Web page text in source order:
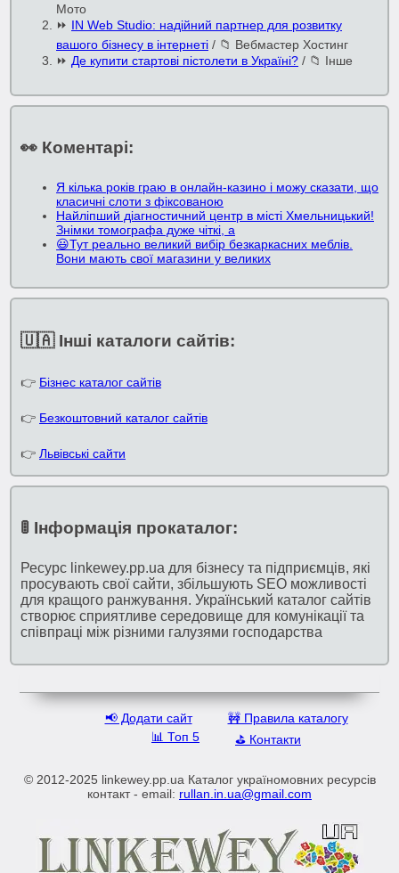
Мото
⏩ IN Web Studio: надійний партнер для розвитку
вашого бізнесу в інтернеті / 📁 Вебмастер Хостинг
⏩ Де купити стартові пістолети в Україні? / 📁 Інше
👀 Коментарі:
Я кілька років граю в онлайн-казино і можу сказати, що
класичні слоти з фіксованою
Найліпший діагностичний центр в місті Хмельницький!
Знімки томографа дуже чіткі, а
😃Тут реально великий вибір безкаркасних меблів.
Вони мають свої магазини у великих
🇺🇦 Інші каталоги сайтів:
👉 Бізнес каталог сайтів
👉 Безкоштовний каталог сайтів
👉 Львівські сайти
🚦 Інформація прокаталог:
Ресурс linkewey.pp.ua для бізнесу та підприємців, які
просувають свої сайти, збільшують SEO можливості
для кращого ранжування. Український каталог сайтів
створює сприятливе середовище для комунікації та
співпраці між різними галузями господарства
📢 Додати сайт
🚧 Правила каталогу
📊 Топ 5
⛳️ Контакти
© 2012-2025 linkewey.pp.ua Каталог україномовних ресурсів
контакт - email: rullan.in.ua@gmail.com